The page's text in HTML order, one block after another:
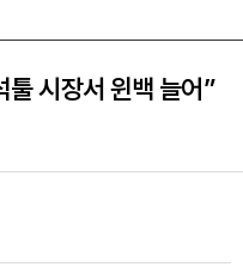
시장서 윈백 늘어”